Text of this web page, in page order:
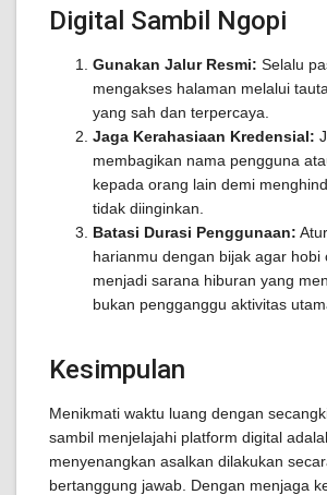
Digital Sambil Ngopi
Gunakan Jalur Resmi: Selalu
mengakses halaman melalui
yang sah dan terpercaya.
Jaga Kerahasiaan Kredensial:
membagikan nama pengguna
kepada orang lain demi
tidak diinginkan.
Batasi Durasi Penggunaan:
harianmu dengan bijak agar hobi
menjadi sarana hiburan yang
bukan pengganggu aktivitas
Kesimpulan
Menikmati waktu luang dengan
sambil menjelajahi platform digital
menyenangkan asalkan dilakukan
bertanggung jawab. Dengan menjaga